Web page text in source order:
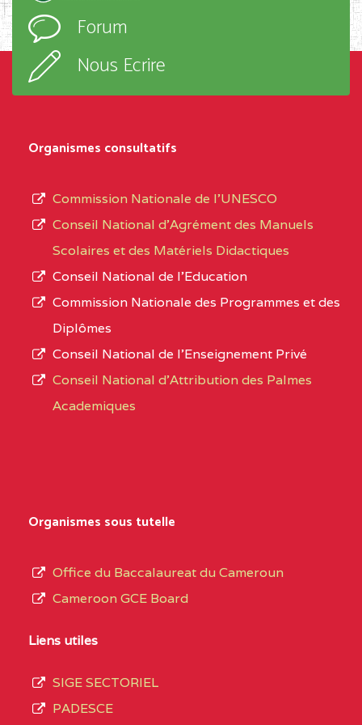
D'ENSEIGNEMENT
PROFESSIONNEL
(CEGEP) STE FOI BP
:4740 YAOUNDE
CENTRE
COLLEGE PANAFRICAIN
DE L'EXCELLENCE BP
CENTRE
COLLEGE PRIVE
CENTRE
COLLEGE PRIVE LAIC
SAINT MICHEL
CENTRE
d’enseignement,
type
L’offre
d’éducation
de
du
de
septembre
Forum
Nous Ecrire
Organismes consultatifs
Commission Nationale de l’UNESCO
Conseil National d’Agrément des Manuels
Scolaires et des Matériels Didactiques
Conseil National de l’Education
Commission Nationale des Programmes et des
Diplômes
Conseil National de l’Enseignement Privé
Conseil National d'Attribution des Palmes
Academiques
Organismes sous tutelle
Office du Baccalaureat du Cameroun
Cameroon GCE Board
Liens utiles
SIGE SECTORIEL
PADESCE